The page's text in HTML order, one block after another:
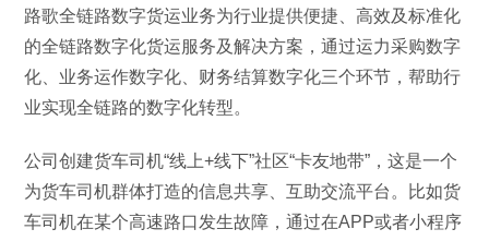
路歌全链路数字货运业务为行业提供便捷、高效及标准化
的全链路数字化货运服务及解决方案，通过运力采购数字
化、业务运作数字化、财务结算数字化三个环节，帮助行
业实现全链路的数字化转型。
公司创建货车司机“线上+线下”社区“卡友地带”，这是一个
为货车司机群体打造的信息共享、互助交流平台。比如货
车司机在某个高速路口发生故障，通过在APP或者小程序